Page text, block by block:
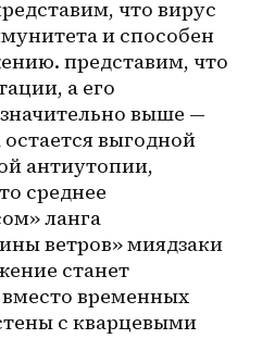
что вирус
и способен
представим, что
а его
выше —
выгодной
антиутопии,
среднее
ланга
ветров» миядзаки
станет
временных
с кварцевыми